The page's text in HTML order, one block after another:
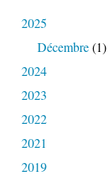
2025
Décembre(1)
2024
2023
2022
2021
2019